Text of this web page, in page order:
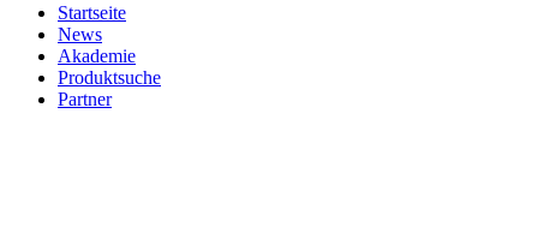
Startseite
News
Akademie
Produktsuche
Partner